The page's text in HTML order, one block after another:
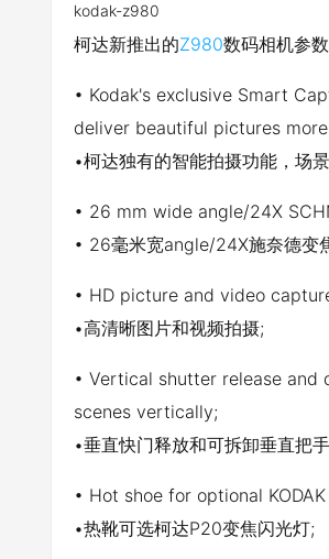
kodak-z980
柯达新推出的Z980数码相机参数
• Kodak's exclusive Smart
deliver beautiful pictures
•柯达独有的智能拍摄功能，场
• 26 mm wide angle/24X
• 26毫米宽angle/24X施奈德变
• HD picture and video
•高清晰图片和视频拍摄;
• Vertical shutter release
scenes vertically;
•垂直快门释放和可拆卸垂直把
• Hot shoe for optional
•热靴可选柯达P20变焦闪光灯;